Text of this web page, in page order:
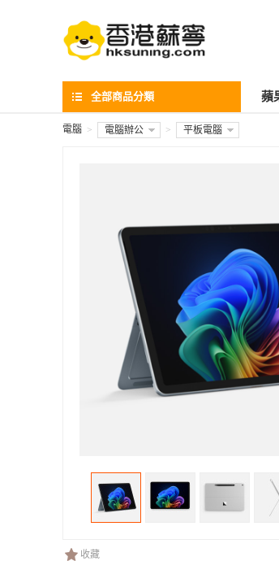
全部商品分類 蘋
電腦 > 電腦辦公 > 平板電腦
收藏